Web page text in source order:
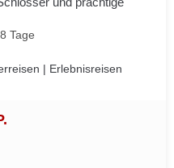
8 Tage
| Erlebnisreisen